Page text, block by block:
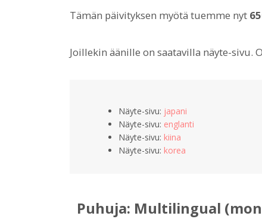
Tämän päivityksen myötä tuemme nyt
Joillekin äänille on saatavilla näyte-sivu.
Näyte-sivu: japani
Näyte-sivu: englanti
Näyte-sivu: kiina
Näyte-sivu: korea
Puhuja: Multilingual